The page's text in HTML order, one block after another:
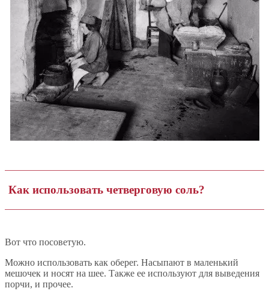
Как использовать четверговую соль?
Вот что посоветую.
Можно использовать как оберег. Насыпают в маленький
мешочек и носят на шее. Также ее используют для выведения
порчи, и прочее.